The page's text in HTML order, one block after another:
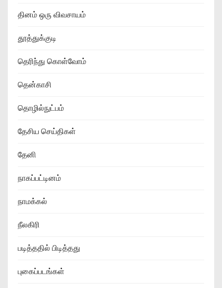
தினம் ஒரு விவசாயம்
தூத்துக்குடி
தெரிந்து கொள்வோம்
தென்காசி
தொழில்நுட்பம்
தேசிய செய்திகள்
தேனி
நாகப்பட்டினம்
நாமக்கல்
நீலகிரி
படித்ததில் பிடித்தது
புகைப்படங்கள்